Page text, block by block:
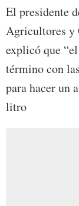
El presidente
Agricultores y
explicó que
término con
para hacer un
litro